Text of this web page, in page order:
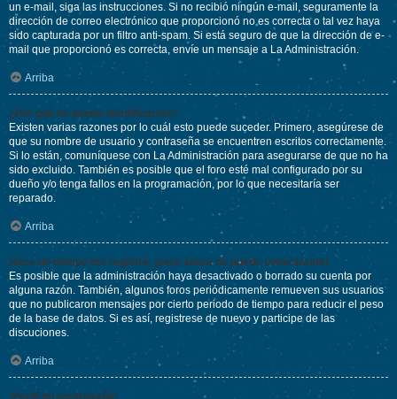
un e-mail, siga las instrucciones. Si no recibió ningún e-mail, seguramente la
dirección de correo electrónico que proporcionó no es correcta o tal vez haya
sido capturada por un filtro anti-spam. Si está seguro de que la dirección de e-
mail que proporcionó es correcta, envíe un mensaje a La Administración.
Arriba
¿Por qué no puedo identificarme?
Existen varias razones por lo cuál esto puede suceder. Primero, asegúrese de
que su nombre de usuario y contraseña se encuentren escritos correctamente.
Si lo están, comuníquese con La Administración para asegurarse de que no ha
sido excluido. También es posible que el foro esté mal configurado por su
dueño y/o tenga fallos en la programación, por lo que necesitaría ser
reparado.
Arriba
Hace un tiempo me registré, ¡pero ahora no puedo conectarme!
Es posible que la administración haya desactivado o borrado su cuenta por
alguna razón. También, algunos foros periódicamente remueven sus usuarios
que no publicaron mensajes por cierto periodo de tiempo para reducir el peso
de la base de datos. Si es así, registrese de nuevo y participe de las
discuciones.
Arriba
¡Perdí mi contraseña!